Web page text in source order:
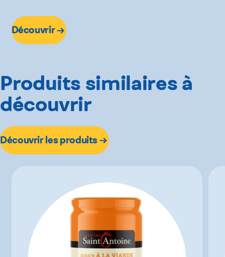
Découvrir
Produits similaires à
découvrir
Découvrir les produits